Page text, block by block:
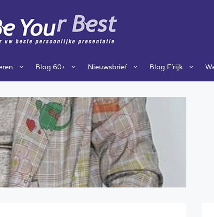
Blog 60+ Nieuwsbrief Blog F’rijk